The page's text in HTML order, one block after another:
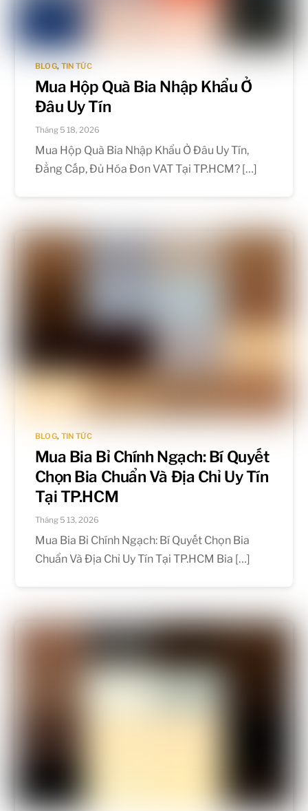
BLOG, TIN TỨC
Mua Hộp Quà Bia Nhập Khẩu Ở
Đâu Uy Tín
Tháng 5 18, 2026
Mua Hộp Quà Bia Nhập Khẩu Ở Đâu Uy Tín,
Đẳng Cấp, Đủ Hóa Đơn VAT Tại TP.HCM? […]
BLOG, TIN TỨC
Mua Bia Bỉ Chính Ngạch: Bí Quyết
Chọn Bia Chuẩn Và Địa Chỉ Uy Tín
Tại TP.HCM
Tháng 5 13, 2026
Mua Bia Bỉ Chính Ngạch: Bí Quyết Chọn Bia
Chuẩn Và Địa Chỉ Uy Tín Tại TP.HCM Bia […]